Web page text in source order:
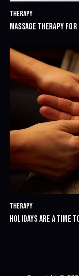
THERAPY
MASSAGE THERAPY
THERAPY
HOLIDAYS ARE A TIME